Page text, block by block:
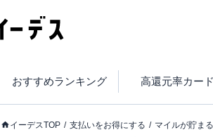
おすすめランキング 高還元率カード
イーデスTOP 支払いをお得にする
マイルが貯ま